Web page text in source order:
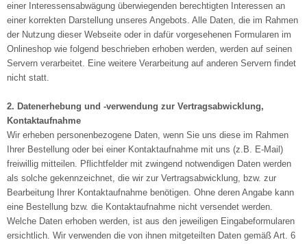
einer Interessensabwägung überwiegenden berechtigten Interessen an
einer korrekten Darstellung unseres Angebots. Alle Daten, die im Rahmen
der Nutzung dieser Webseite oder in dafür vorgesehenen Formularen im
Onlineshop wie folgend beschrieben erhoben werden, werden auf seinen
Servern verarbeitet. Eine weitere Verarbeitung auf anderen Servern findet
nicht statt.
2. Datenerhebung und -verwendung zur Vertragsabwicklung,
Kontaktaufnahme
Wir erheben personenbezogene Daten, wenn Sie uns diese im Rahmen
Ihrer Bestellung oder bei einer Kontaktaufnahme mit uns (z.B. E-Mail)
freiwillig mitteilen. Pflichtfelder mit zwingend notwendigen Daten werden
als solche gekennzeichnet, die wir zur Vertragsabwicklung, bzw. zur
Bearbeitung Ihrer Kontaktaufnahme benötigen. Ohne deren Angabe kann
eine Bestellung bzw. die Kontaktaufnahme nicht versendet werden.
Welche Daten erhoben werden, ist aus den jeweiligen Eingabeformularen
ersichtlich. Wir verwenden die von ihnen mitgeteilten Daten gemäß Art. 6